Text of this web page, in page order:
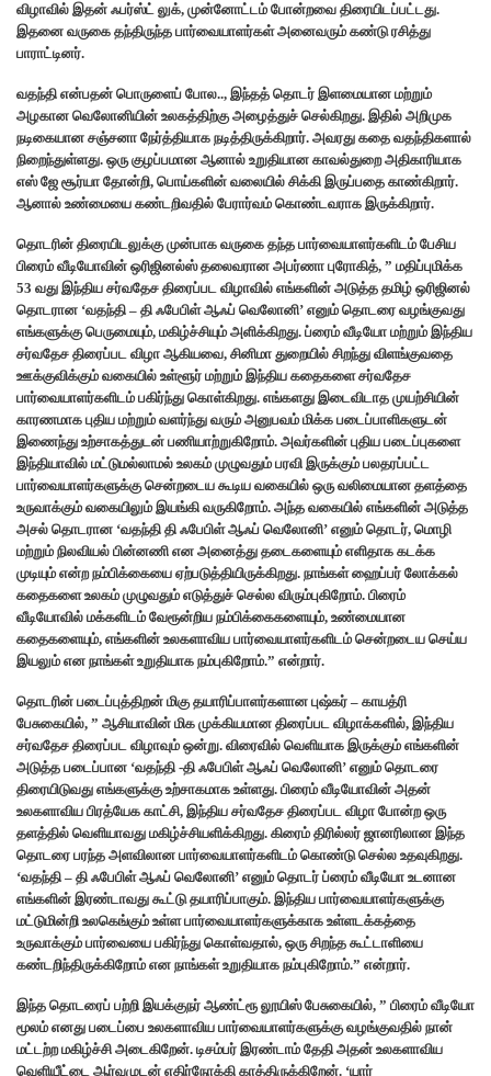
விழாவில் இதன்‌ ஃபர்ஸ்ட் லுக், முன்னோட்டம் போன்றவை திரையிடப்பட்டது.
இதனை வருகை தந்திருந்த பார்வையாளர்கள் அனைவரும் கண்டு ரசித்து
பாராட்டினர்.
வதந்தி என்பதன் பொருளைப் போல.., இந்தத் தொடர் இளமையான மற்றும்
அழகான வெலோனியின் உலகத்திற்கு அழைத்துச் செல்கிறது. இதில் அறிமுக
நடிகையான சஞ்சனா நேர்த்தியாக நடித்திருக்கிறார். அவரது கதை வதந்திகளால்
நிறைந்துள்ளது. ஒரு குழப்பமான ஆனால் உறுதியான காவல்துறை அதிகாரியாக
எஸ் ஜே சூர்யா தோன்றி, பொய்களின் வலையில் சிக்கி இருப்பதை காண்கிறார்.
ஆனால் உண்மையை கண்டறிவதில் பேரார்வம் கொண்டவராக இருக்கிறார்.
தொடரின் திரையிடலுக்கு முன்பாக வருகை தந்த பார்வையாளர்களிடம் பேசிய
பிரைம் வீடியோவின் ஒரிஜினல்ஸ் தலைவரான அபர்ணா புரோகித், ” மதிப்புமிக்க
53 வது இந்திய சர்வதேச திரைப்பட விழாவில் எங்களின் அடுத்த தமிழ் ஒரிஜினல்
தொடரான ‘வதந்தி – தி ஃபேபிள் ஆஃப் வெலோனி’ எனும் தொடரை வழங்குவது
எங்களுக்கு பெருமையும், மகிழ்ச்சியும் அளிக்கிறது. ப்ரைம் வீடியோ மற்றும் இந்திய
சர்வதேச திரைப்பட விழா ஆகியவை, சினிமா துறையில் சிறந்து விளங்குவதை
ஊக்குவிக்கும் வகையில் உள்ளூர் மற்றும் இந்திய கதைகளை சர்வதேச
பார்வையாளர்களிடம் பகிர்ந்து கொள்கிறது. எங்களது இடைவிடாத முயற்சியின்
காரணமாக புதிய மற்றும் வளர்ந்து வரும் அனுபவம் மிக்க படைப்பாளிகளுடன்
இணைந்து உற்சாகத்துடன் பணியாற்றுகிறோம். அவர்களின் புதிய படைப்புகளை
இந்தியாவில் மட்டுமல்லாமல் உலகம் முழுவதும் பரவி இருக்கும் பலதரப்பட்ட
பார்வையாளர்களுக்கு சென்றடைய கூடிய வகையில் ஒரு வலிமையான தளத்தை
உருவாக்கும் வகையிலும் இயங்கி வருகிறோம். அந்த வகையில் எங்களின் அடுத்த
அசல் தொடரான ‘வதந்தி தி ஃபேபிள் ஆஃப் வெலோனி’ எனும் தொடர், மொழி
மற்றும் நிலவியல் பின்னணி என அனைத்து தடைகளையும் எளிதாக கடக்க
முடியும் என்ற நம்பிக்கையை ஏற்படுத்தியிருக்கிறது. நாங்கள் ஹைப்பர் லோக்கல்
கதைகளை உலகம் முழுவதும் எடுத்துச் செல்ல விரும்புகிறோம். பிரைம்
வீடியோவில் மக்களிடம் வேரூன்றிய நம்பிக்கைகளையும், உண்மையான
கதைகளையும், எங்களின் உலகளாவிய பார்வையாளர்களிடம் சென்றடைய செய்ய
இயலும் என நாங்கள் உறுதியாக நம்புகிறோம்.” என்றார்.
தொடரின் படைப்புத்திறன் மிகு தயாரிப்பாளர்களான புஷ்கர் – காயத்ரி
பேசுகையில், ” ஆசியாவின் மிக முக்கியமான திரைப்பட விழாக்களில், இந்திய
சர்வதேச திரைப்பட விழாவும் ஒன்று. விரைவில் வெளியாக இருக்கும் எங்களின்
அடுத்த படைப்பான ‘வதந்தி -தி ஃபேபிள் ஆஃப் வெலோனி’ எனும் தொடரை
திரையிடுவது எங்களுக்கு உற்சாகமாக உள்ளது. பிரைம் வீடியோவின் அதன்
உலகளாவிய பிரத்யேக காட்சி, இந்திய சர்வதேச திரைப்பட விழா போன்ற ஒரு
தளத்தில் வெளியாவது மகிழ்ச்சியளிக்கிறது. கிரைம் திரில்லர் ஜானரிலான இந்த
தொடரை பரந்த அளவிலான பார்வையாளர்களிடம் கொண்டு செல்ல உதவுகிறது.
‘வதந்தி – தி ஃபேபிள் ஆஃப் வெலோனி’ எனும் தொடர் ப்ரைம் வீடியோ உடனான
எங்களின் இரண்டாவது கூட்டு தயாரிப்பாகும். இந்திய பார்வையாளர்களுக்கு
மட்டுமின்றி உலகெங்கும் உள்ள பார்வையாளர்களுக்காக உள்ளடக்கத்தை
உருவாக்கும் பார்வையை பகிர்ந்து கொள்வதால், ஒரு சிறந்த கூட்டாளியை
கண்டறிந்திருக்கிறோம் என நாங்கள் உறுதியாக நம்புகிறோம்.” என்றார்.
இந்த தொடரைப் பற்றி இயக்குநர் ஆண்ட்ரூ லூயிஸ் பேசுகையில், ” பிரைம் வீடியோ
மூலம் எனது படைப்பை உலகளாவிய பார்வையாளர்களுக்கு வழங்குவதில் நான்
மட்டற்ற மகிழ்ச்சி அடைகிறேன். டிசம்பர் இரண்டாம் தேதி அதன் உலகளாவிய
வெளியீட்டை ஆர்வமுடன் எதிர்நோக்கி காத்திருக்கிறேன். ‘யார்